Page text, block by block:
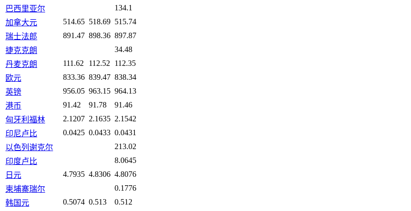
巴西里亚尔
134.1
加拿大元
514.65 518.69 515.74
瑞士法郎
891.47 898.36 897.87
捷克克朗
34.48
丹麦克朗
111.62 112.52
112.35
欧元
833.36 839.47 838.34
英镑
956.05 963.15 964.13
港币
91.42 91.78
91.46
匈牙利福林
2.1207 2.1635 2.1542
印尼卢比
0.0425 0.0433 0.0431
以色列谢克尔
213.02
印度卢比
8.0645
日元
4.7935 4.8306 4.8076
柬埔寨瑞尔
0.1776
韩国元
0.5074 0.513
0.512